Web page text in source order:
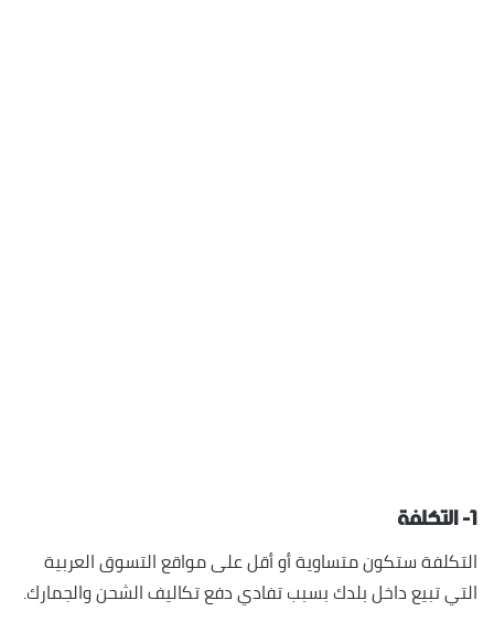
١- التكلفة
التكلفة ستكون متساوية أو أقل على مواقع التسوق العربية
التي تبيع داخل بلدك بسبب تفادي دفع تكاليف الشحن والجمارك.